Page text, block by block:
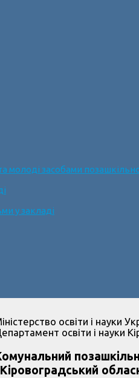
молоді засобами
у закладі
освіти і науки
освіти і науки